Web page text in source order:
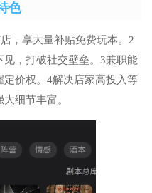
色
，享大量补贴免费玩本。2
，打破社交壁垒。3兼职能
价权。4解决店家高投入等
细节丰富。